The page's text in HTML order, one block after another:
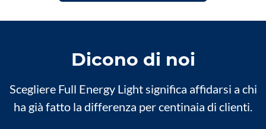
Dicono di noi
Scegliere Full Energy Light significa affidarsi a chi
ha già fatto la differenza per centinaia di clienti.